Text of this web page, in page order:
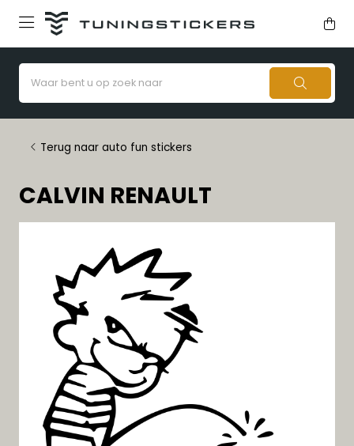
Terug naar auto fun stickers
CALVIN RENAULT